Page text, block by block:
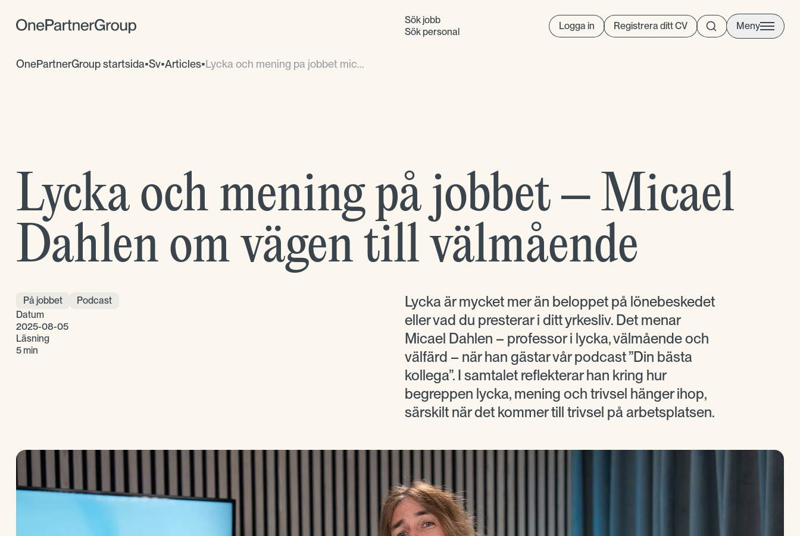
Sök jobb
Sök personal
Logga in Registrera ditt CV Meny
OnePartnerGroup startsida•Sv•Articles•Lycka och mening pa jobbet mic...
Lycka och mening på jobbet – Micael
Dahlen om vägen till välmående
På jobbet
Podcast
Datum
2025-08-05
Läsning
5 min
Lycka är mycket mer än beloppet på lönebeskedet
eller vad du presterar i ditt yrkesliv. Det menar
Micael Dahlen – professor i lycka, välmående och
välfärd – när han gästar vår podcast ”Din bästa
kollega”. I samtalet reflekterar han kring hur
begreppen lycka, mening och trivsel hänger ihop,
särskilt när det kommer till trivsel på arbetsplatsen.